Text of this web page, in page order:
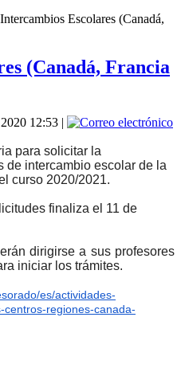
Intercambios Escolares (Canadá,
(Canadá, Francia
12:53 |
para solicitar la
de intercambio escolar de la
curso 2020/2021.
finaliza el 11 de
dirigirse a sus profesores
iniciar los trámites.
es/actividades-
centros-regiones-canada-